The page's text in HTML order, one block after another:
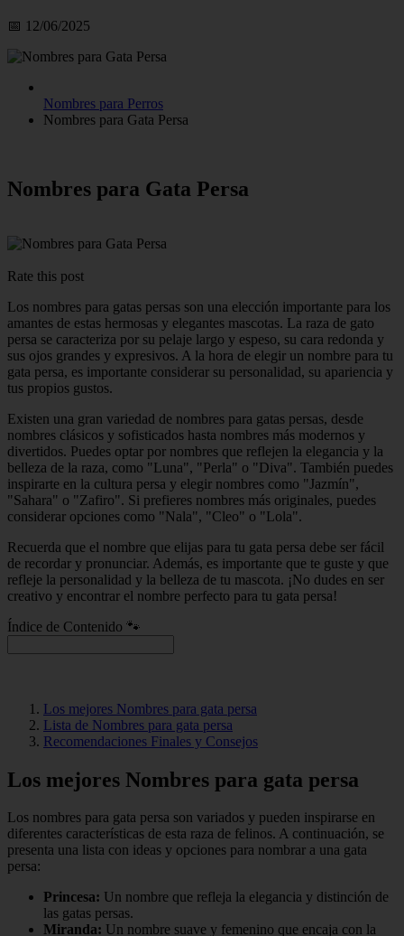
📅 12/06/2025
Nombres para Perros
Nombres para Gata Persa
Nombres para Gata Persa
Rate this post
Los nombres para gatas persas son una elección importante para los
amantes de estas hermosas y elegantes mascotas. La raza de gato
persa se caracteriza por su pelaje largo y espeso, su cara redonda y
sus ojos grandes y expresivos. A la hora de elegir un nombre para tu
gata persa, es importante considerar su personalidad, su apariencia y
tus propios gustos.
Existen una gran variedad de nombres para gatas persas, desde
nombres clásicos y sofisticados hasta nombres más modernos y
divertidos. Puedes optar por nombres que reflejen la elegancia y la
belleza de la raza, como "Luna", "Perla" o "Diva". También puedes
inspirarte en la cultura persa y elegir nombres como "Jazmín",
"Sahara" o "Zafiro". Si prefieres nombres más originales, puedes
considerar opciones como "Nala", "Cleo" o "Lola".
Recuerda que el nombre que elijas para tu gata persa debe ser fácil
de recordar y pronunciar. Además, es importante que te guste y que
refleje la personalidad y la belleza de tu mascota. ¡No dudes en ser
creativo y encontrar el nombre perfecto para tu gata persa!
Índice de Contenido 🐾
Los mejores Nombres para gata persa
Lista de Nombres para gata persa
Recomendaciones Finales y Consejos
Los mejores Nombres para gata persa
Los nombres para gata persa son variados y pueden inspirarse en
diferentes características de esta raza de felinos. A continuación, se
presenta una lista con ideas y opciones para nombrar a una gata
persa:
Princesa: Un nombre que refleja la elegancia y distinción de
las gatas persas.
Miranda: Un nombre suave y femenino que encaja con la